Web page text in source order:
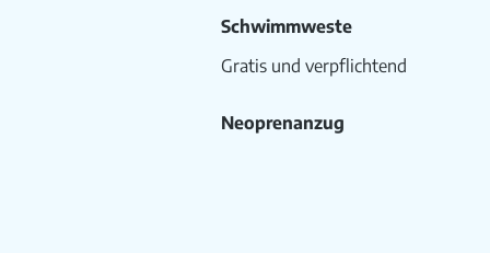
Schwimmweste
Gratis und verpflichtend
Neoprenanzug